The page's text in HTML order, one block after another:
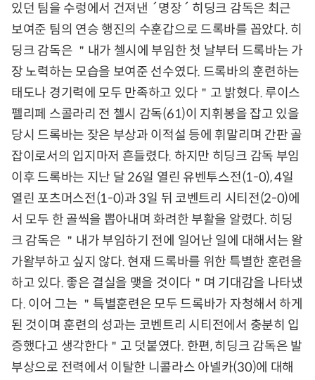
있던 팀을 수렁에서 건져낸 ´명장´ 히딩크 감독은 최근
보여준 팀의 연승 행진의 수훈갑으로 드록바를 꼽았다. 히
딩크 감독은 ＂내가 첼시에 부임한 첫 날부터 드록바는 가
장 노력하는 모습을 보여준 선수였다. 드록바의 훈련하는
태도나 경기력에 모두 만족하고 있다＂고 밝혔다. 루이스
펠리페 스콜라리 전 첼시 감독(61)이 지휘봉을 잡고 있을
당시 드록바는 잦은 부상과 이적설 등에 휘말리며 간판 골
잡이로서의 입지마저 흔들렸다. 하지만 히딩크 감독 부임
이후 드록바는 지난 달 26일 열린 유벤투스전(1-0), 4일
열린 포츠머스전(1-0)과 3일 뒤 코벤트리 시티전(2-0)에
서 모두 한 골씩을 뽑아내며 화려한 부활을 알렸다. 히딩
크 감독은 ＂내가 부임하기 전에 일어난 일에 대해서는 왈
가왈부하고 싶지 않다. 현재 드록바를 위한 특별한 훈련을
하고 있다. 좋은 결실을 맺을 것이다＂며 기대감을 나타냈
다. 이어 그는 ＂특별훈련은 모두 드록바가 자청해서 하게
된 것이며 훈련의 성과는 코벤트리 시티전에서 충분히 입
증했다고 생각한다＂고 덧붙였다. 한편, 히딩크 감독은 발
부상으로 전력에서 이탈한 니콜라스 아넬카(30)에 대해